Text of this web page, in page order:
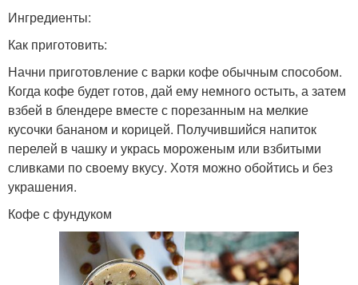
Ингредиенты:
Как приготовить:
Начни приготовление с варки кофе обычным способом.
Когда кофе будет готов, дай ему немного остыть, а затем
взбей в блендере вместе с порезанным на мелкие
кусочки бананом и корицей. Получившийся напиток
перелей в чашку и укрась мороженым или взбитыми
сливками по своему вкусу. Хотя можно обойтись и без
украшения.
Кофе с фундуком